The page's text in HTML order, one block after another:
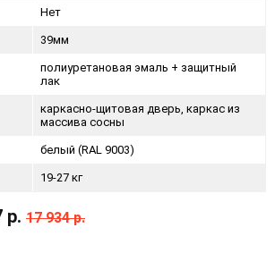
Нет
39мм
полиуретановая эмаль + защитный
лак
каркасно-щитовая дверь, каркас из
массива сосны
белый (RAL 9003)
19-27 кг
р. 17 934 р.